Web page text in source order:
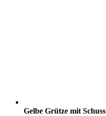
Gelbe Grütze mit Schuss